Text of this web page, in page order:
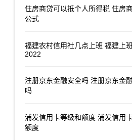
住房商贷可以抵个人所得税 住房
公式
福建农村信用社几点上班 福建上
2022
注册京东金融安全吗 注册京东金
吗
浦发信用卡等级和额度 浦发信用
额度